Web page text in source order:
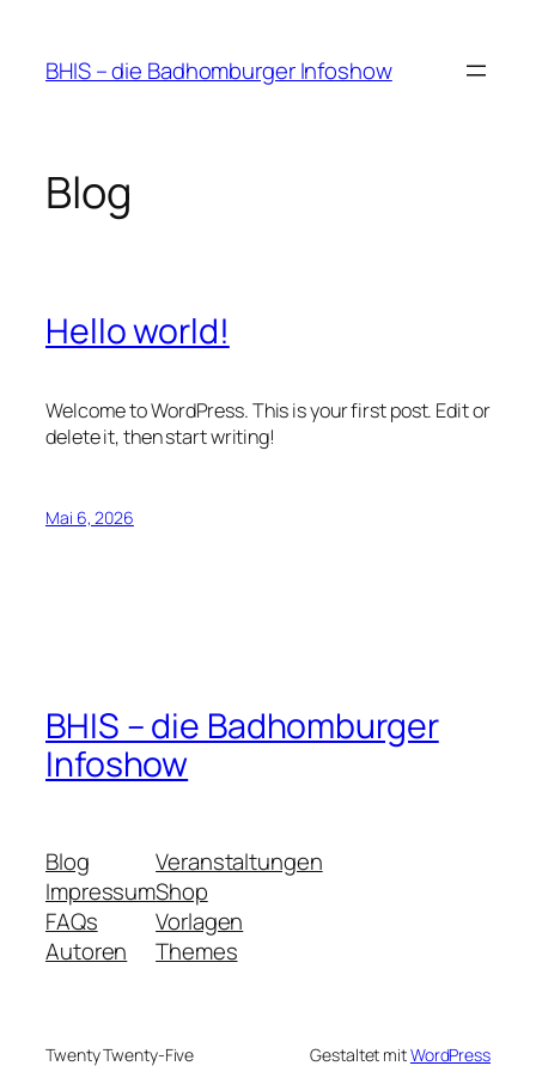
springen
BHIS – die Badhomburger Infoshow
Blog
Hello world!
Welcome to WordPress. This is your first post. Edit or
delete it, then start writing!
Mai 6, 2026
BHIS – die Badhomburger
Infoshow
Blog
Impressum
FAQs
Autoren
Veranstaltungen
Shop
Vorlagen
Themes
Twenty Twenty-Five Gestaltet mitWordPress